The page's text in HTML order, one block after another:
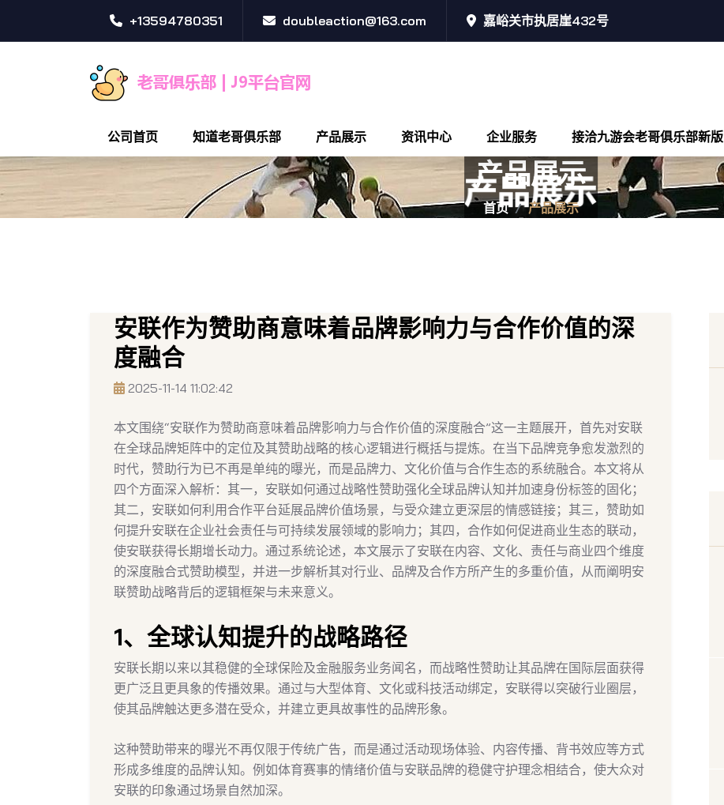
+13594780351 doubleaction@163.com 嘉峪关市执居崖432号
公司首页 知道老哥俱乐部 产品展示 资讯中心 企业服务 接洽九游会老哥俱乐部新版
产品展示
首页 产品展示
安联作为赞助商意味着品牌影响力与合作价值的深
度融合
2025-11-14 11:02:42
本文围绕“安联作为赞助商意味着品牌影响力与合作价值的深度融合”这一主题展开，首先对安联
在全球品牌矩阵中的定位及其赞助战略的核心逻辑进行概括与提炼。在当下品牌竞争愈发激烈的
时代，赞助行为已不再是单纯的曝光，而是品牌力、文化价值与合作生态的系统融合。本文将从
四个方面深入解析：其一，安联如何通过战略性赞助强化全球品牌认知并加速身份标签的固化；
其二，安联如何利用合作平台延展品牌价值场景，与受众建立更深层的情感链接；其三，赞助如
何提升安联在企业社会责任与可持续发展领域的影响力；其四，合作如何促进商业生态的联动，
使安联获得长期增长动力。通过系统论述，本文展示了安联在内容、文化、责任与商业四个维度
的深度融合式赞助模型，并进一步解析其对行业、品牌及合作方所产生的多重价值，从而阐明安
联赞助战略背后的逻辑框架与未来意义。
1、全球认知提升的战略路径
安联长期以来以其稳健的全球保险及金融服务业务闻名，而战略性赞助让其品牌在国际层面获得
更广泛且更具象的传播效果。通过与大型体育、文化或科技活动绑定，安联得以突破行业圈层，
使其品牌触达更多潜在受众，并建立更具故事性的品牌形象。
这种赞助带来的曝光不再仅限于传统广告，而是通过活动现场体验、内容传播、背书效应等方式
形成多维度的品牌认知。例如体育赛事的情绪价值与安联品牌的稳健守护理念相结合，使大众对
安联的印象通过场景自然加深。